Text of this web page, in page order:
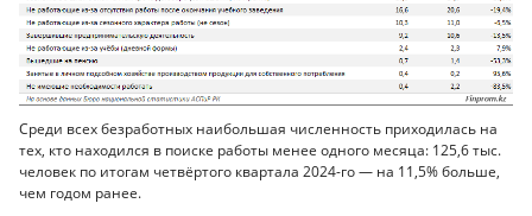
Среди всех безработных наибольшая численность приходилась на
тех, кто находился в поиске работы менее одного месяца: 125,6 тыс.
человек по итогам четвёртого квартала 2024-го — на 11,5% больше,
чем годом ранее.